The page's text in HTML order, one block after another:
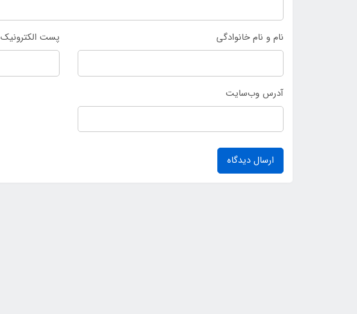
نام و نام خانوادگی پست الکترونیک
آدرس وب‌سایت
ارسال دیدگاه